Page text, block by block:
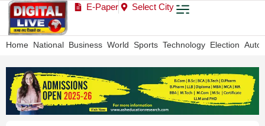
E-Paper Select City
Home National Business World Sports Technology Election Auto